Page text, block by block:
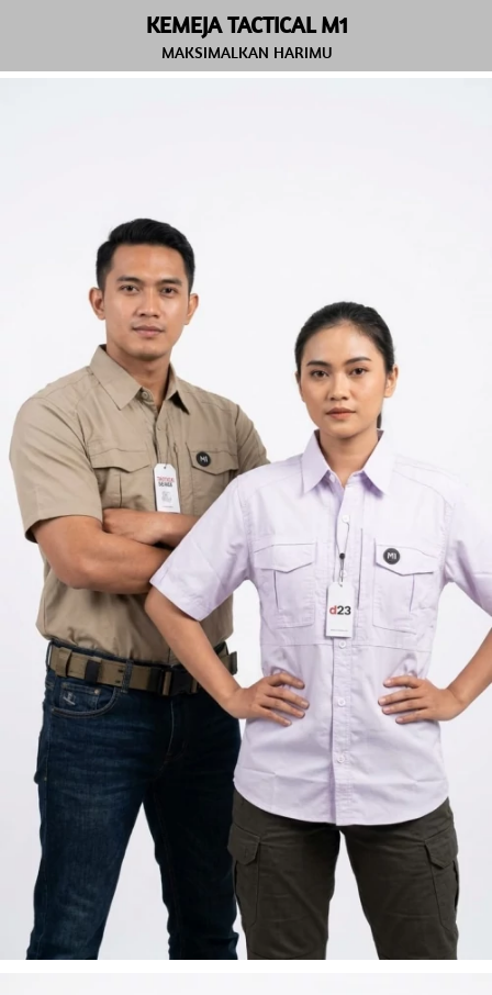
KEMEJA TACTICAL M1
MAKSIMALKAN HARIMU